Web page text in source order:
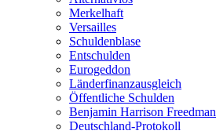
Merkelhaft
Versailles
Schuldenblase
Entschulden
Eurogeddon
Länderfinanzausgleich
Öffentliche Schulden
Benjamin Harrison Freedman
Deutschland-Protokoll